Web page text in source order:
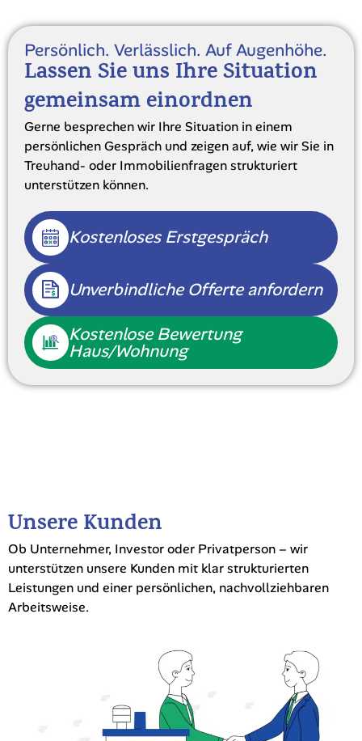
Persönlich. Verlässlich. Auf Augenhöhe.
Lassen Sie uns Ihre Situation
gemeinsam einordnen
Gerne besprechen wir Ihre Situation in einem
persönlichen Gespräch und zeigen auf, wie wir Sie in
Treuhand- oder Immobilienfragen strukturiert
unterstützen können.
Kostenloses Erstgespräch
Unverbindliche Offerte anfordern
Kostenlose Bewertung
Haus/Wohnung
Unsere Kunden
Ob Unternehmer, Investor oder Privatperson – wir
unterstützen unsere Kunden mit klar strukturierten
Leistungen und einer persönlichen, nachvollziehbaren
Arbeitsweise.